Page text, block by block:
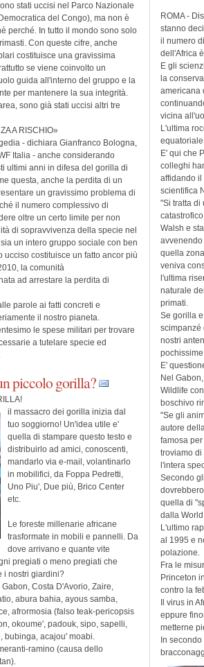
stati uccisi nel Parco Nazionale
del Congo), ma non è
perché. In tutto il mondo sono solo
Con queste cifre, anche
costituisce una gravissima
se viene coinvolto un
guida all'interno del gruppo e la
per mantenere la sua integrità.
sono già stati uccisi altri tre
A RISCHIO»
- dichiara Gianfranco Bologna,
Italia - anche considerando
ultimi anni in difesa del gorilla di
questa, anche la perdita di un
un gravissimo problema di
il numero complessivo di
oltre un certo limite per non
di sopravvivenza della specie nel
un intero gruppo sociale con ben
ucciso costituisce un fatto ancor più
la comunità
ad arrestare la perdita di
parole ai fatti concreti e
il nostro pianeta.
le spese militari per trovare
a tutelare specie ed
piccolo gorilla?
il massacro dei gorilla inizia dal
tuo soggiorno! Un'idea utile e'
quella di stampare questo testo e
distribuirlo ad amici, conoscenti,
mandarlo via e-mail, volantinarlo
in mobilifici, da Foppa Pedretti,
Uno Piu', Due più, Brico Center
etc.
Le foreste millenarie africane
trasformate in mobili e pannelli. Da
dove arrivano e quante vite
pregiati o meno pregiati che
i nostri giardini?
Costa D'Avorio, Zaire,
abura bahia, ayous samba,
afrormosia (falso teak-pericopsis
okoume', padouk, sipo, sapelli,
bubinga, acajou' moabi.
ramino (causa dello
ROMA -
stanno
il numero
dell'Africa
E gli
la
americana
vicina
L'ultima
E' qui che
colleghi
affidando
scientifica
"Si tratta di
Walsh e sta
quella
veniva
l'ultima
naturale
primati.
Se gorilla e
scimpanzé
nostri
E'
Nel
Wildlife
boschivo
"Se gli
autore
famosa
troviamo di
l'intera
Secondo
quella di
dalla
L'ultimo
al 1995 e
polazione.
Fra le
Princeton
contro la
Il virus in
eppure
metterne
In